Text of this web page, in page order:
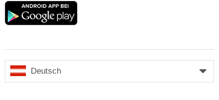
Google
Deutsch